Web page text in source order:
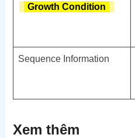
Growth Condition
Sequence Information
Xem thêm